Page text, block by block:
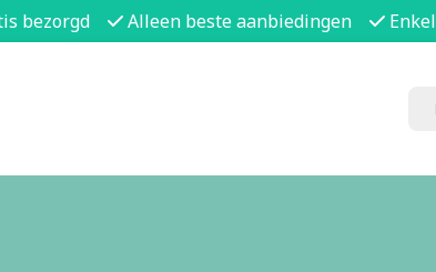
bezorgd Alleen beste aanbiedingen